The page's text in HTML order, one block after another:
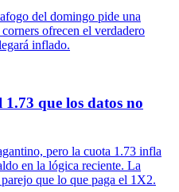
del domingo pide una
ofrecen el verdadero
inflado.
que los datos no
pero la cuota 1.73 infla
en la lógica reciente. La
que lo que paga el 1X2.